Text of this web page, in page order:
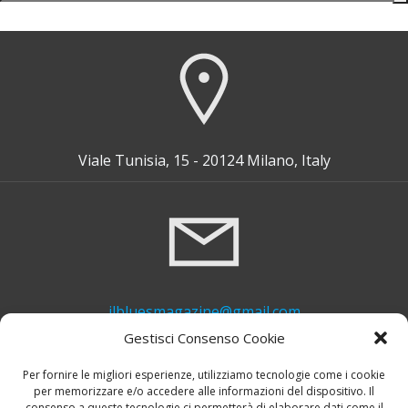
Gestisci Consenso Cookie
Per fornire le migliori esperienze, utilizziamo tecnologie come i cookie
per memorizzare e/o accedere alle informazioni del dispositivo. Il
Viale Tunisia, 15 - 20124 Milano, Italy
ilbluesmagazine@gmail.com